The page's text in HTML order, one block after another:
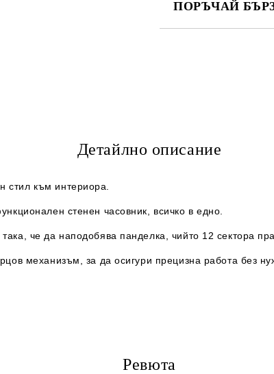
ПОРЪЧАЙ
Детайлно описание
стил към интериора.
стенен часовник, всичко в едно.
че да наподобява панделка, чийто 12 сектора
механизъм, за да осигури прецизна работа без
Ревюта